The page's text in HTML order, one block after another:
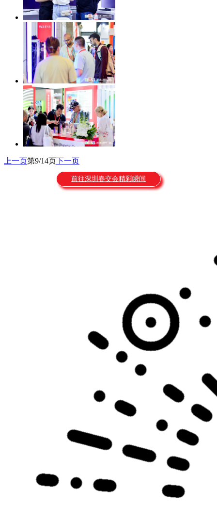
上一页第9/14页下一页
前往深圳春交会精彩瞬间